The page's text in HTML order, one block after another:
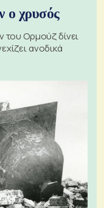
ο χρυσός
του Ορμούζ δίνει
ανοδικά